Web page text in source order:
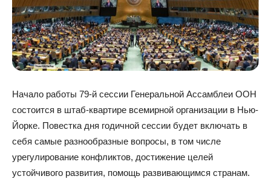
Начало работы 79-й сессии Генеральной Ассамблеи ООН
состоится в штаб-квартире всемирной организации в Нью-
Йорке. Повестка дня годичной сессии будет включать в
себя самые разнообразные вопросы, в том числе
урегулирование конфликтов, достижение целей
устойчивого развития, помощь развивающимся странам.